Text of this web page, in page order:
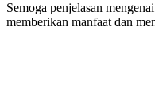
Semoga penjelasan
memberikan manfaat dan